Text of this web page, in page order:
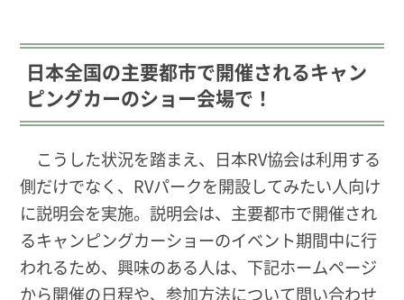
日本全国の主要都市で開催されるキャン
ピングカーのショー会場で！
こうした状況を踏まえ、日本RV協会は利用する
側だけでなく、RVパークを開設してみたい人向け
に説明会を実施。説明会は、主要都市で開催され
るキャンピングカーショーのイベント期間中に行
われるため、興味のある人は、下記ホームページ
から開催の日程や、参加方法について問い合わせ